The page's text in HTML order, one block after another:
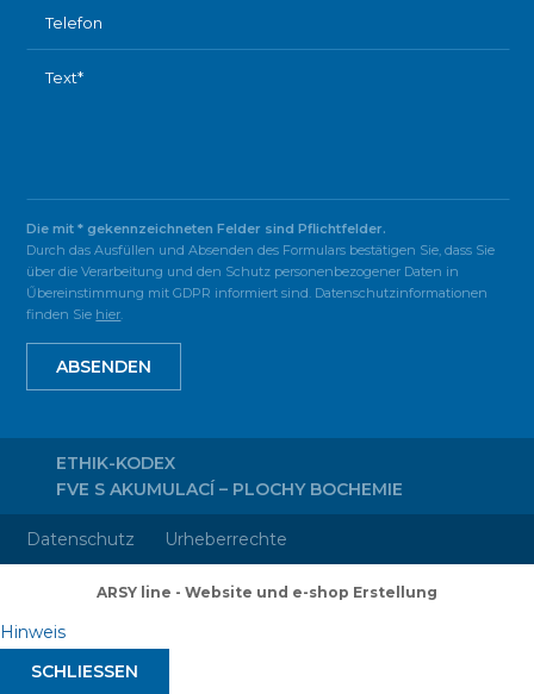
Die mit * gekennzeichneten Felder sind Pflichtfelder.
Durch das Ausfüllen und Absenden des Formulars bestätigen Sie, dass Sie
über die Verarbeitung und den Schutz personenbezogener Daten in
Űbereinstimmung mit GDPR informiert sind. Datenschutzinformationen
finden Sie hier.
ABSENDEN
ETHIK-KODEX
FVE S AKUMULACÍ – PLOCHY BOCHEMIE
Datenschutz Urheberrechte
ARSY line - Website und e-shop Erstellung
Hinweis
SCHLIESSEN